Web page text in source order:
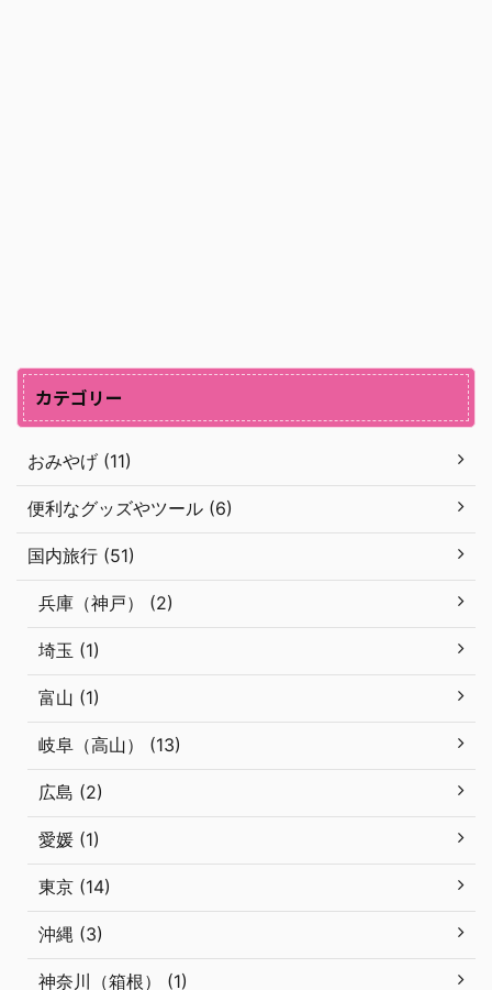
カテゴリー
おみやげ (11)
便利なグッズやツール (6)
国内旅行 (51)
兵庫（神戸） (2)
埼玉 (1)
富山 (1)
岐阜（高山） (13)
広島 (2)
愛媛 (1)
東京 (14)
沖縄 (3)
神奈川（箱根） (1)